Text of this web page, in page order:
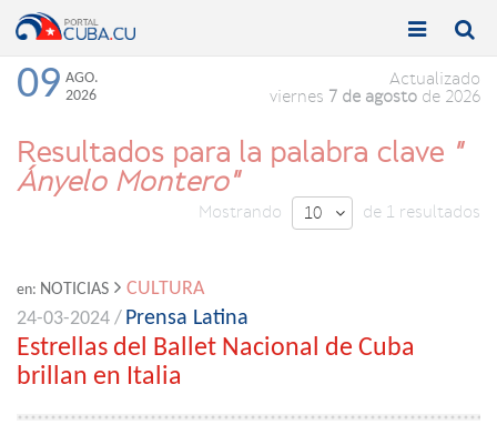
Toggle

Toggle

09 AGO.
2026
Actualizado
viernes 7 de agosto de 2026
Resultados para la palabra clave "
Ányelo Montero"
Mostrando 10  de 1 resultados
en: NOTICIAS
CULTURA
24-03-2024 / Prensa Latina
Estrellas del Ballet Nacional de Cuba
brillan en Italia